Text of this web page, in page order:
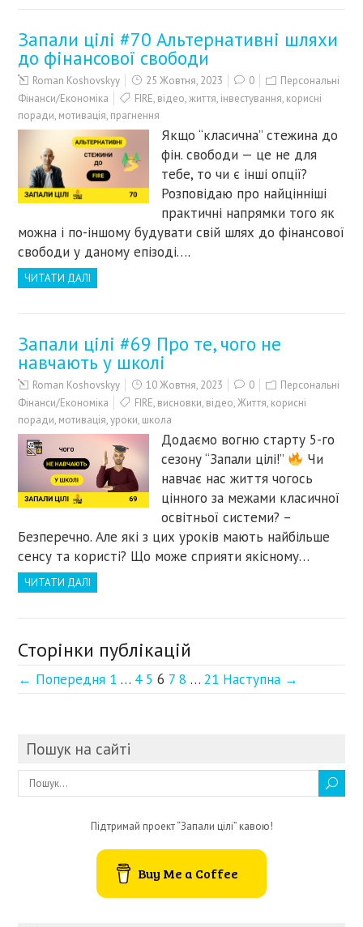
Запали цілі #70 Альтернативні шляхи
до фінансової свободи
Roman Koshovskyy 25 Жовтня, 2023 0
Персональні
Фінанси/Економіка
FIRE, відео,життя, інвестування, корисні
поради, мотивація, прагнення
Якщо “класична” стежина до
фін. свободи — це не для
тебе, то чи є інші опції?
Розповідаю про найцінніші
практичні напрямки того як
можна і по-іншому будувати свій шлях до фінансової
свободи у даному епізоді….
ЧИТАТИ ДАЛІ
Запали цілі #69 Про те, чого не
навчають у школі
Roman Koshovskyy 10 Жовтня, 2023 0
Персональні
Фінанси/Економіка
FIRE, висновки, відео,Життя, корисні
поради, мотивація,уроки, школа
Додаємо вогню старту 5-го
сезону “Запали цілі!”
Чи
навчає нас життя чогось
цінного за межами класичної
освітньої системи? –
Безперечно. Але які з цих уроків мають найбільше
сенсу та користі? Що може сприяти якісному…
ЧИТАТИ ДАЛІ
Сторінки публікацій
← Попередня 1 … 4 5 6 7 8 … 21 Наступна →
Пошук на сайті
Підтримай проект “Запали цілі” кавою!
Buy Me a Coffee